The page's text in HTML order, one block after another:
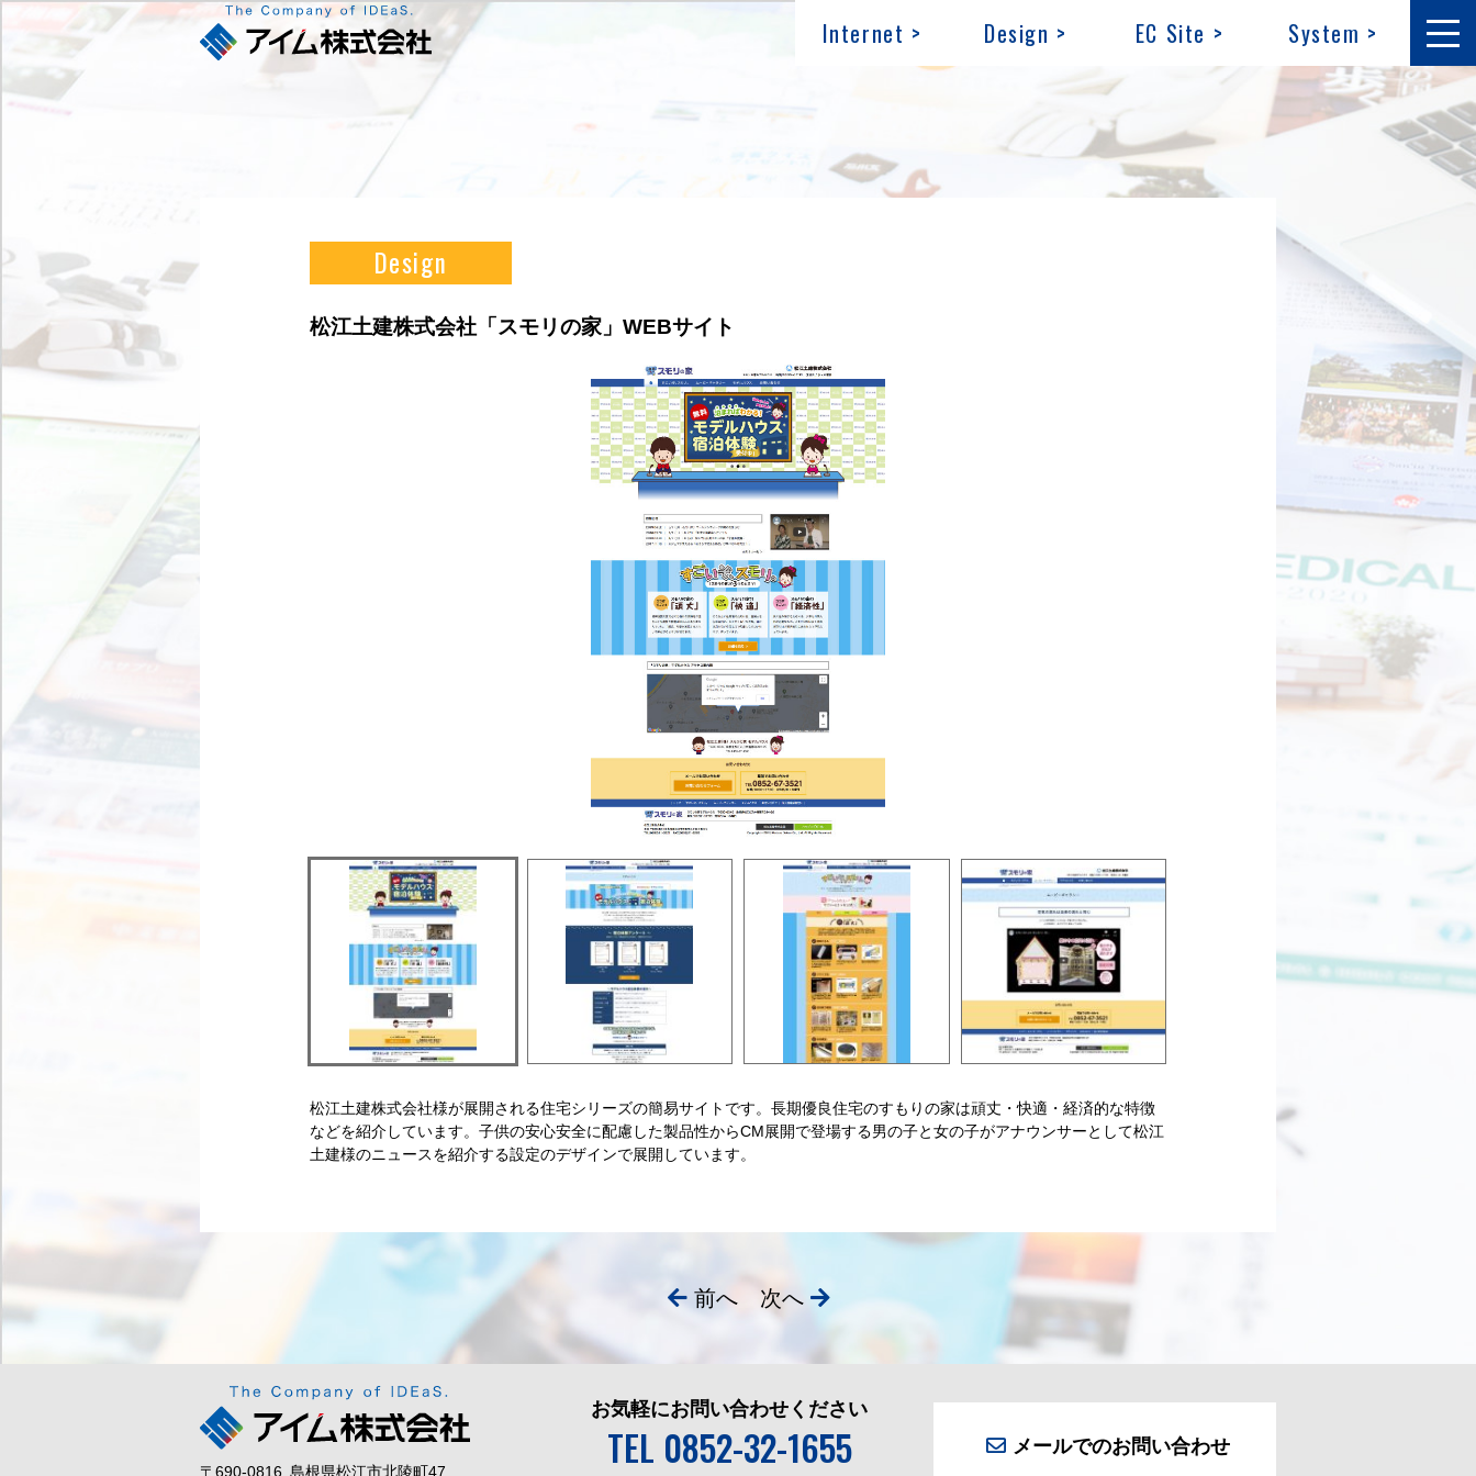
Internet > Design > EC Site > System >
Design
松江土建株式会社「スモリの家」WEBサイト
松江土建株式会社様が展開される住宅シリーズの簡易サイトです。長期優良住宅のすもりの家は頑丈・快適・経済的な特徴
などを紹介しています。子供の安心安全に配慮した製品性からCM展開で登場する男の子と女の子がアナウンサーとして松江
土建様のニュースを紹介する設定のデザインで展開しています。
前へ 次へ
〒690-0816 島根県松江市北陵町47
お気軽にお問い合わせください
TEL 0852-32-1655 メールでのお問い合わせ